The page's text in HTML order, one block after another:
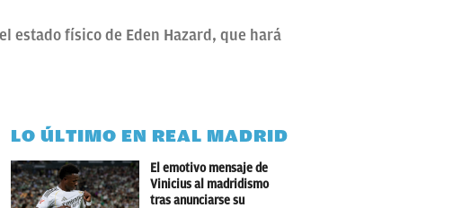
estado físico de Eden Hazard, que hará
LO ÚLTIMO EN REAL MADRID
El emotivo mensaje de
Vinicius al madridismo
tras anunciarse su